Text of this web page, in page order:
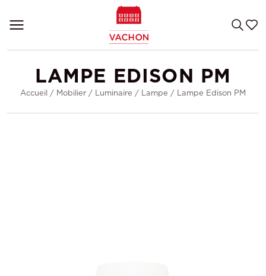
LAMPE EDISON PM
Accueil / Mobilier / Luminaire / Lampe / Lampe Edison PM